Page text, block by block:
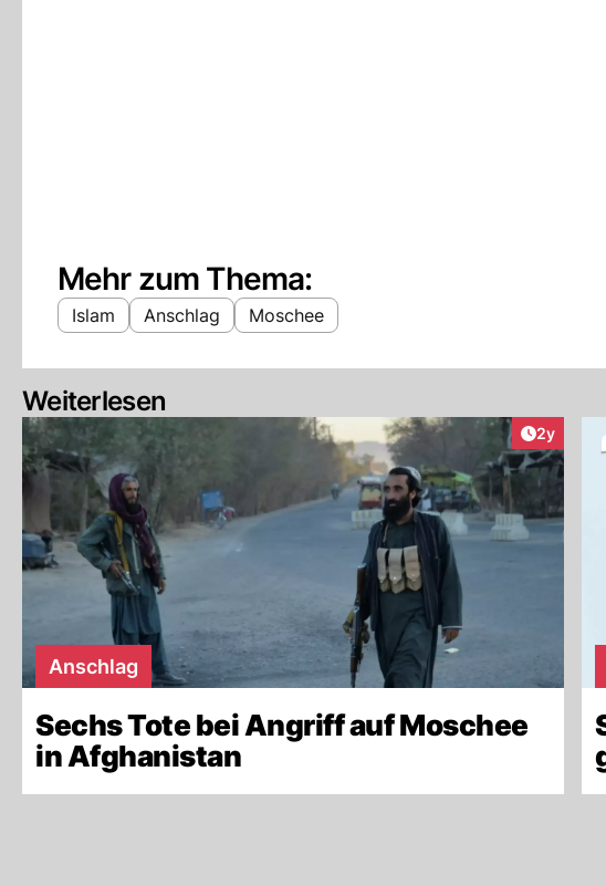
Mehr zum Thema:
Islam Anschlag Moschee
Weiterlesen
Artikel
2y
Anschlag
Sechs Tote bei Angriff auf Moschee
in Afghanistan